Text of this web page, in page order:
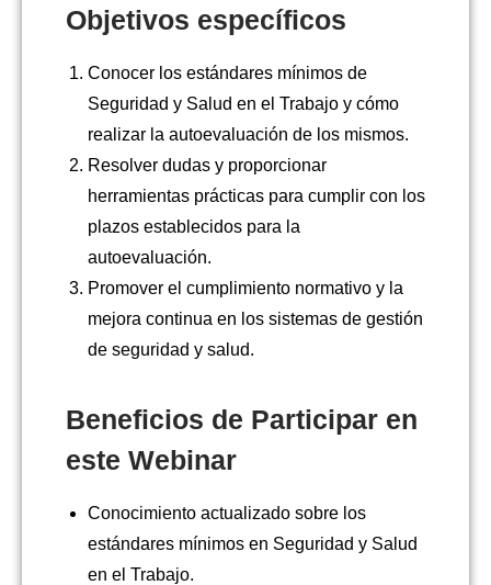
Objetivos específicos
Conocer los estándares mínimos de
Seguridad y Salud en el Trabajo y cómo
realizar la autoevaluación de los mismos.
Resolver dudas y proporcionar
herramientas prácticas para cumplir con los
plazos establecidos para la
autoevaluación.
Promover el cumplimiento normativo y la
mejora continua en los sistemas de gestión
de seguridad y salud.
Beneficios de Participar en
este Webinar
Conocimiento actualizado sobre los
estándares mínimos en Seguridad y Salud
en el Trabajo.